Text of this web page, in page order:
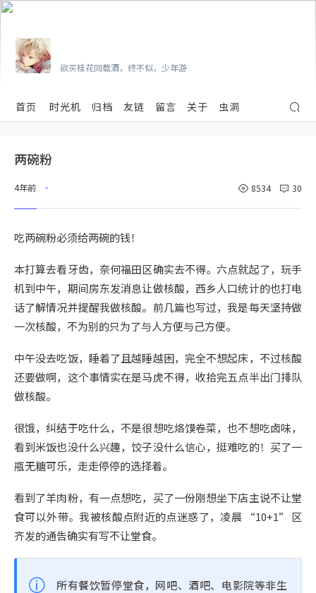
欲买桂花同载酒，终不似，少年游
首页 时光机 归档 友链 留言 关于 虫洞
两碗粉
4年前 • 8534 30
吃两碗粉必须给两碗的钱！
本打算去看牙齿，奈何福田区确实去不得。六点就起了，玩手
机到中午，期间房东发消息让做核酸，西乡人口统计的也打电
话了解情况并提醒我做核酸。前几篇也写过，我是每天坚持做
一次核酸，不为别的只为了与人方便与己方便。
中午没去吃饭，睡着了且越睡越困，完全不想起床，不过核酸
还要做啊，这个事情实在是马虎不得，收拾完五点半出门排队
做核酸。
很饿，纠结于吃什么，不是很想吃烙馍卷菜，也不想吃卤味，
看到米饭也没什么兴趣，饺子没什么信心，挺难吃的！买了一
瓶无糖可乐，走走停停的选择着。
看到了羊肉粉，有一点想吃，买了一份刚想坐下店主说不让堂
食可以外带。我被核酸点附近的点迷惑了，凌晨 “10+1” 区
齐发的通告确实有写不让堂食。
所有餐饮暂停堂食，网吧、酒吧、电影院等非生